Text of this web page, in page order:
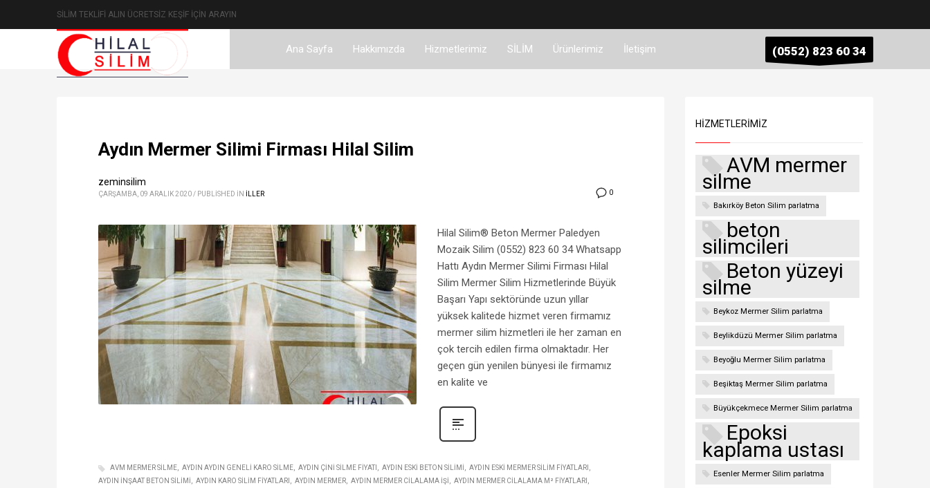
SİLİM TEKLİFİ ALIN ÜCRETSİZ KEŞİF İÇİN ARAYIN
Ana Sayfa Hakkımızda Hizmetlerimiz SİLİM Ürünlerimiz İletişim (0552) 823 60 34
Aydın Mermer Silimi Firması Hilal Silim
0
zeminsilim
ÇARŞAMBA, 09 ARALIK 2020 / PUBLISHED IN ILLER
Hilal Silim® Beton Mermer Paledyen
Mozaik Silim (0552) 823 60 34 Whatsapp
Hattı Aydın Mermer Silimi Firması Hilal
Silim Mermer Silim Hizmetlerinde Büyük
Başarı Yapı sektöründe uzun yıllar
yüksek kalitede hizmet veren firmamız
mermer silim hizmetleri ile her zaman en
çok tercih edilen firma olmaktadır. Her
geçen gün yenilen bünyesi ile firmamız
en kalite ve
AVM MERMER SILME AYDIN AYDIN GENELI KARO SILME AYDIN ÇINI SILME FIYATI AYDIN ESKI BETON SILIMI
AYDIN ESKI MERMER SILIM FIYATLARI
AYDIN INŞAAT BETON SILIMI
AYDIN KARO SILIM FIYATLARI AYDIN MERMER AYDIN MERMER CILALAMA IŞI
AYDIN MERMER CILALAMA M² FIYATLARI
HIZMETLERIMIZ
AVM mermer
silme
Bakırköy Beton Silim parlatma
beton
silimcileri
Beton yüzeyi
silme
Beykoz Mermer Silim parlatma
Beylikdüzü Mermer Silim parlatma
Beyoğlu Mermer Silim parlatma
Beşiktaş Mermer Silim parlatma
Büyükçekmece Mermer Silim parlatma
Epoksi
kaplama ustası
Esenler Mermer Silim parlatma